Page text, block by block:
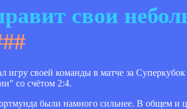
свои
своей команды в матче за
со счётом 2:4.
были намного сильнее. В общем и